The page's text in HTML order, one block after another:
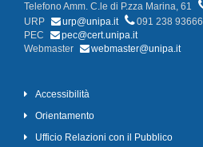
Telefono Amm. C.le di P.zza Marina, 61
URP
urp@unipa.it
091 238 93666
PEC
pec@cert.unipa.it
Webmaster
webmaster@unipa.it
Accessibilità
Orientamento
Ufficio Relazioni con il Pubblico